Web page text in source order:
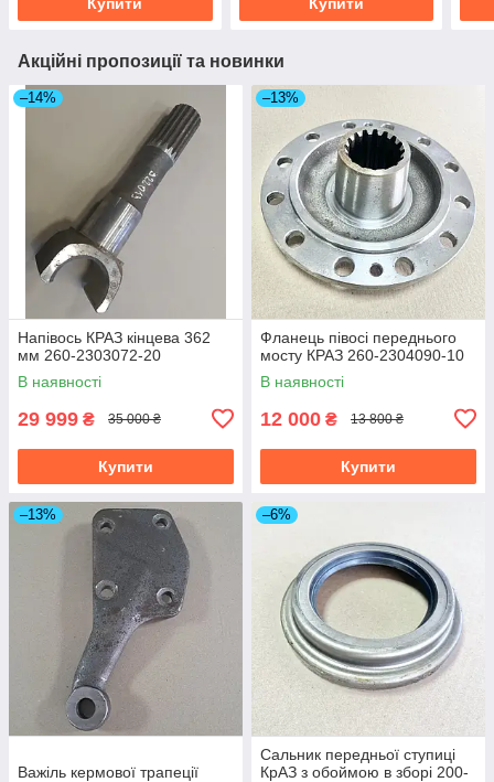
Акційні пропозиції та новинки
–14%
Напівось КРАЗ кінцева 362
мм 260-2303072-20
В наявності
29 999 ₴ 35 000 ₴
Купити
–13%
Фланець півосі переднього
мосту КРАЗ 260-2304090-10
В наявності
12 000 ₴ 13 800 ₴
Купити
–13%
Важіль кермової трапеції
–6%
Сальник передньої ступиці
КрАЗ з обоймою в зборі 200-